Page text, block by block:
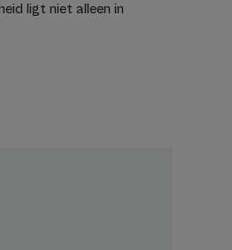
ligt niet alleen in